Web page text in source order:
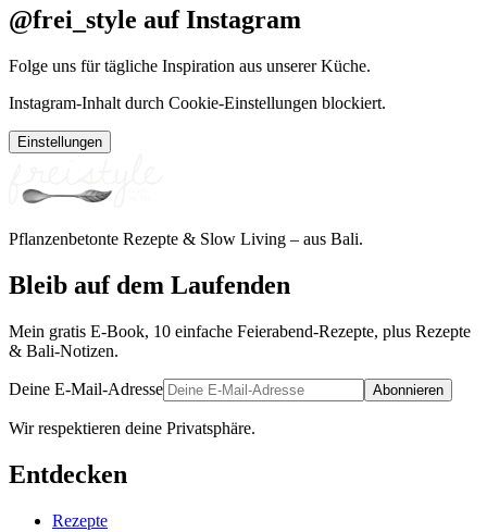
@frei_style auf Instagram
Folge uns für tägliche Inspiration aus unserer Küche.
Instagram-Inhalt durch Cookie-Einstellungen blockiert.
Einstellungen
Pflanzenbetonte Rezepte & Slow Living – aus Bali.
Bleib auf dem Laufenden
Mein gratis E-Book, 10 einfache Feierabend-Rezepte, plus Rezepte
& Bali-Notizen.
Deine E-Mail-Adresse Abonnieren
Wir respektieren deine Privatsphäre.
Entdecken
Rezepte